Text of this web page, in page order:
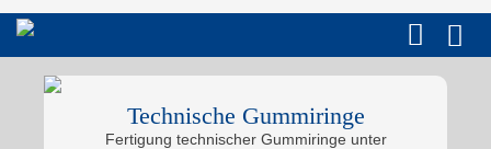
Technische Gummiringe
Fertigung technischer Gummiringe unter